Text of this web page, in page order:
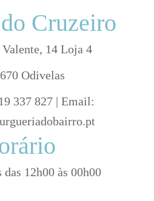
Cruzeiro
14 Loja 4
Odivelas
337 827 | Email:
das 12h00 às 00h00